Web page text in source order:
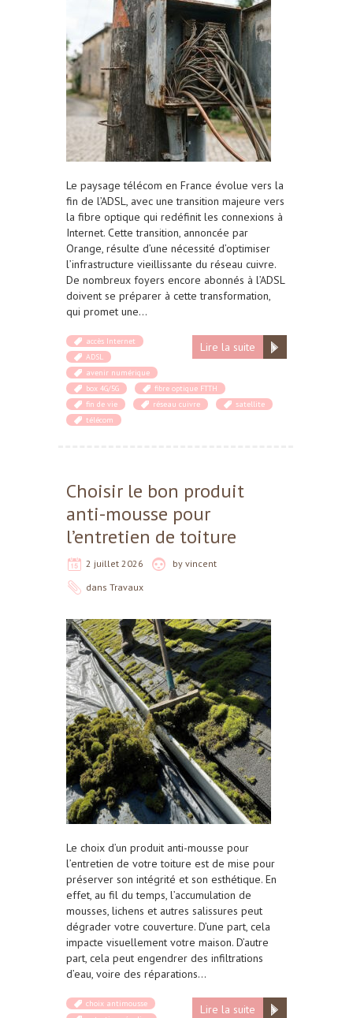
Le paysage télécom en France évolue vers la
fin de l’ADSL, avec une transition majeure vers
la fibre optique qui redéfinit les connexions à
Internet. Cette transition, annoncée par
Orange, résulte d’une nécessité d’optimiser
l’infrastructure vieillissante du réseau cuivre.
De nombreux foyers encore abonnés à l’ADSL
doivent se préparer à cette transformation,
qui promet une…
Lire la suite
accès Internet
ADSL
avenir numérique
box 4G/5G
fibre optique FTTH
fin de vie
réseau cuivre
satellite
télécom
Choisir le bon produit
anti-mousse pour
l’entretien de toiture
2 juillet 2026 by vincent
dans Travaux
Le choix d’un produit anti-mousse pour
l’entretien de votre toiture est de mise pour
préserver son intégrité et son esthétique. En
effet, au fil du temps, l’accumulation de
mousses, lichens et autres salissures peut
dégrader votre couverture. D’une part, cela
impacte visuellement votre maison. D’autre
part, cela peut engendrer des infiltrations
d’eau, voire des réparations…
Lire la suite
choix antimousse